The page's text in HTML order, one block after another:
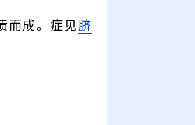
而成。症见 脐